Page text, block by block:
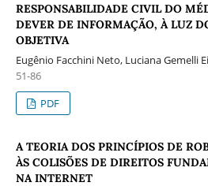
RESPONSABILIDADE CIVIL DO
DEVER DE INFORMAÇÃO, À LUZ
OBJETIVA
Eugênio Facchini Neto, Luciana Gemelli
51-86
PDF
A TEORIA DOS PRINCÍPIOS DE
ÀS COLISÕES DE DIREITOS
NA INTERNET